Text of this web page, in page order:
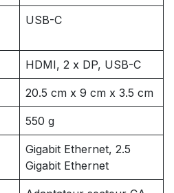
USB-C
HDMI, 2 x DP, USB-C
20.5 cm x 9 cm x 3.5 cm
550 g
Gigabit Ethernet, 2.5
Gigabit Ethernet